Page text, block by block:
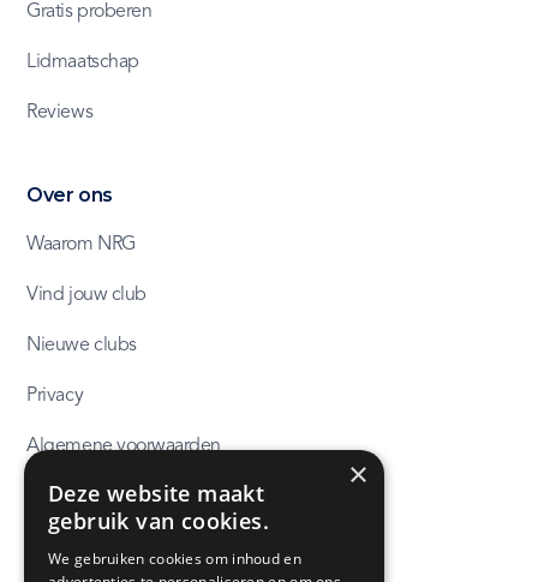
Gratis proberen
Lidmaatschap
Reviews
Over ons
Waarom NRG
Vind jouw club
Nieuwe clubs
Privacy
Algemene voorwaarden
NRG huisregels
×
Deze website maakt
gebruik van cookies.
We gebruiken cookies om inhoud en